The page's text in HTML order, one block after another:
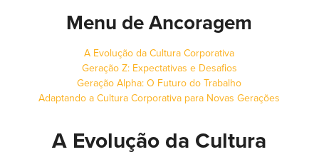
Menu de Ancoragem
A Evolução da Cultura Corporativa
Geração Z: Expectativas e Desafios
Geração Alpha: O Futuro do Trabalho
Adaptando a Cultura Corporativa para Novas Gerações
A Evolução da Cultura